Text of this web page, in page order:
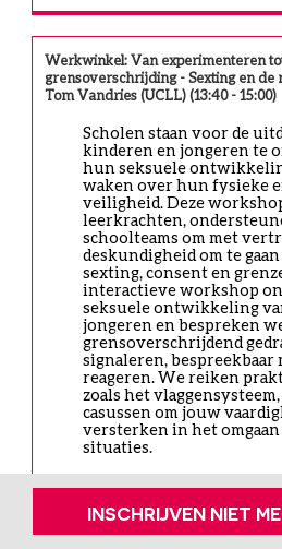
Werkwinkel: Van experimenteren
grensoverschrijding - Sexting en de
Tom Vandries (UCLL) (13:40 - 15:00)
Scholen staan voor de
kinderen en jongeren te
hun seksuele
waken over hun fysieke
veiligheid. Deze
leerkrachten,
schoolteams om met
deskundigheid om te gaan
sexting, consent en
interactieve workshop
seksuele ontwikkeling
jongeren en bespreken
grensoverschrijdend
signaleren, bespreekbaar
reageren. We reiken
zoals het
casussen om jouw
versterken in het omgaan
situaties.
Beschikbare plaatsen: 2
Locatie:
INSCHRIJVEN NIET